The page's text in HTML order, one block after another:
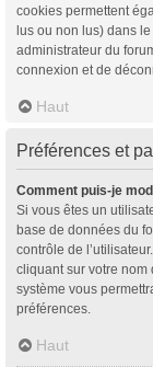
cookies permettent
lus ou non lus) dans
administrateur du
connexion et de
Haut
Préférences et
Comment puis-je
Si vous êtes un
base de données du
contrôle de
cliquant sur votre nom
système vous
préférences.
Haut